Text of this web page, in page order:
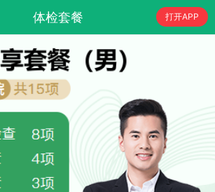
体检套餐 打开APP